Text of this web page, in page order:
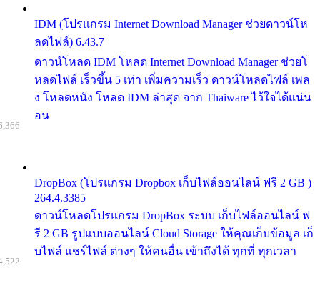
IDM (โปรแกรม Internet Download Manager ช่วยดาวน์โห
ลดไฟล์) 6.43.7
ดาวน์โหลด IDM โหลด Internet Download Manager ช่วยโ
หลดไฟล์ เร็วขึ้น 5 เท่า เพิ่มความเร็ว ดาวน์โหลดไฟล์ เพล
ง โหลดหนัง โหลด IDM ล่าสุด จาก Thaiware ไว้ใจได้แน่น
อน
DropBox (โปรแกรม Dropbox เก็บไฟล์ออนไลน์ ฟรี 2 GB )
264.4.3385
ดาวน์โหลดโปรแกรม DropBox ระบบ เก็บไฟล์ออนไลน์ ฟ
รี 2 GB รูปแบบออนไลน์ Cloud Storage ให้คุณเก็บข้อมูล เก็
บไฟล์ แชร์ไฟล์ ต่างๆ ให้คนอื่น เข้าถึงได้ ทุกที่ ทุกเวลา